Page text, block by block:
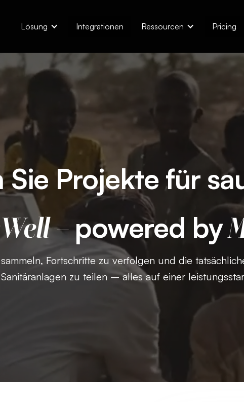
Lösung Integrationen Ressourcen Pricing
Projekte für
–powered by
Fortschritte zu verfolgen und die
Sanitäranlagen zu teilen – alles auf einer